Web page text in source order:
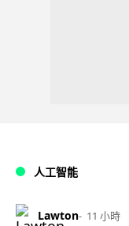
人工智能
Lawton 11 小時